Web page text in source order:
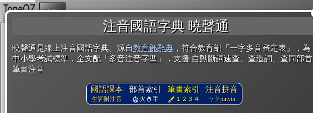
注音國語字典 曉聲通
曉聲通是線上注音國語字典。源自教育部辭典 ，符合教育部「一字多音審定表」，為
中小學考試標準，全文配「多音注音字型」，支援 自動斷詞速查、查造詞、查同部首
筆畫注音
國語課本
生詞附注音
部首索引
火 手
筆畫索引
１２３４
注音拼音
ㄅㄆpinyin
複製